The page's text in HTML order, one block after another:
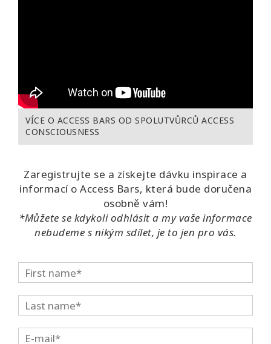
VÍCE O ACCESS BARS OD SPOLUTVŮRCŮ ACCESS
CONSCIOUSNESS
Zaregistrujte se a získejte dávku inspirace a
informací o Access Bars, která bude doručena
osobně vám!
*Můžete se kdykoli odhlásit a my vaše informace
nebudeme s nikým sdílet, je to jen pro vás.